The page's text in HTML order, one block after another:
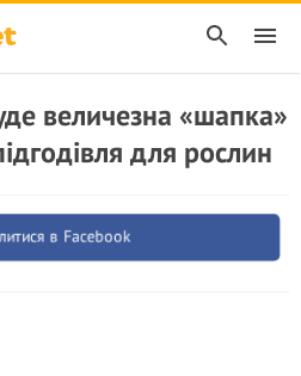
величезна «шапка»
для рослин
в Facebook